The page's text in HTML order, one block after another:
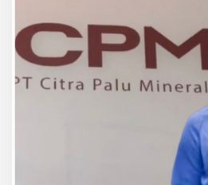
Mereknya